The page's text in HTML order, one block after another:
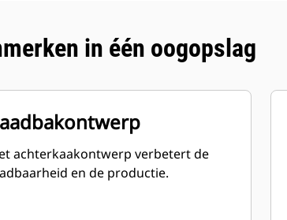
in één oogopslag
achterkaakontwerp verbetert de
en de productie.